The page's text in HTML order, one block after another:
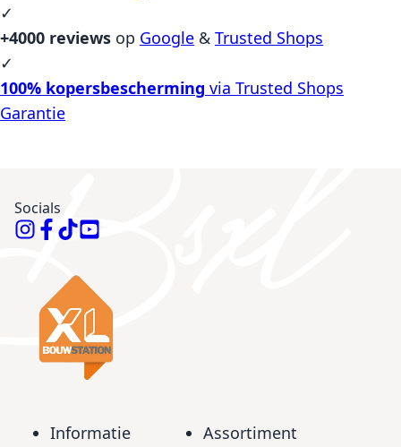
✓
+4000 reviews op Google & Trusted Shops
✓
100% kopersbescherming via Trusted Shops
Garantie
Socials
Informatie
Assortiment